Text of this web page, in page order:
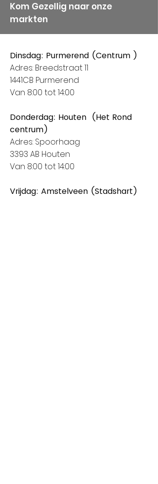
Kom Gezellig naar onze
markten
Dinsdag: Purmerend (Centrum )
Adres: Breedstraat 11
1441CB Purmerend
Van 8:00 tot 14:00
Donderdag: Houten (Het Rond
centrum)
Adres: Spoorhaag
3393 AB Houten
Van 8:00 tot 14:00
Vrijdag: Amstelveen (Stadshart)